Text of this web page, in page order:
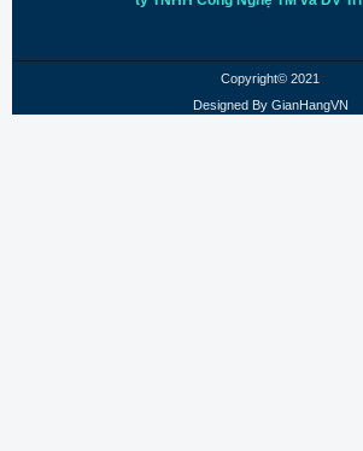
Copyright© 2021
Designed By GianHangVN